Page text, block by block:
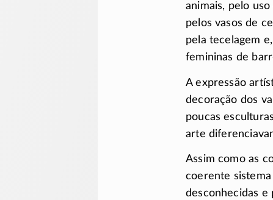
animais, pelo
pelos vasos de
pela tecelagem
femininas de
A expressão
decoração dos
poucas
arte
Assim como as
coerente
desconhecidas e